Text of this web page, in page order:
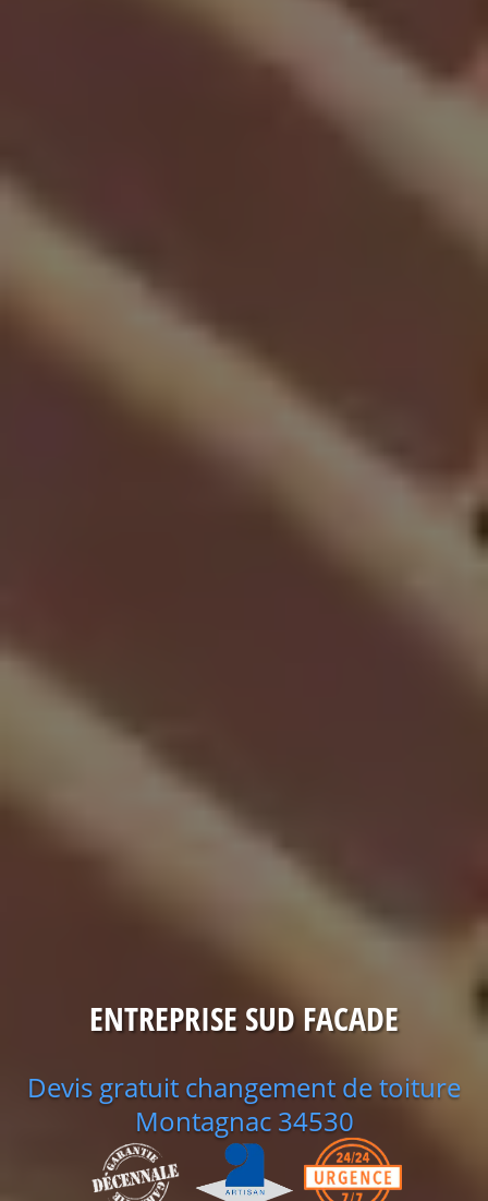
ENTREPRISE SUD FACADE
Devis gratuit changement de toiture
Montagnac 34530